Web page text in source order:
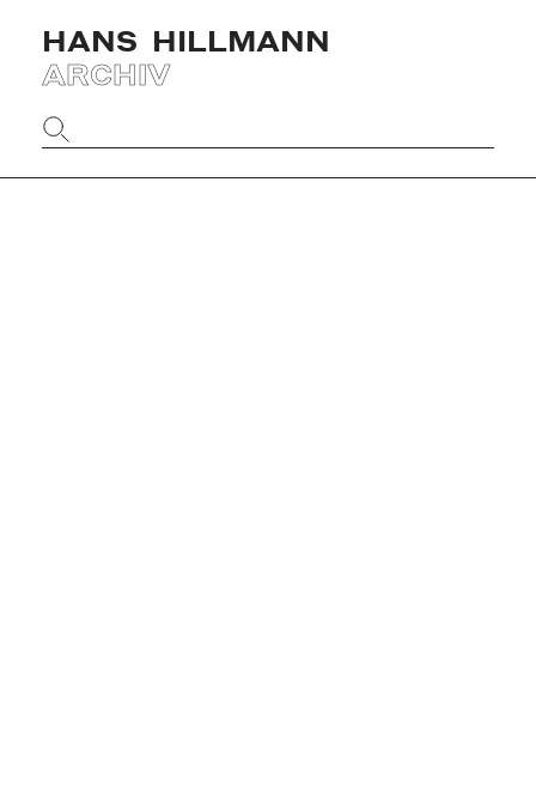
HANS HILLMANN
ARCHIV
Website
durchsuchen